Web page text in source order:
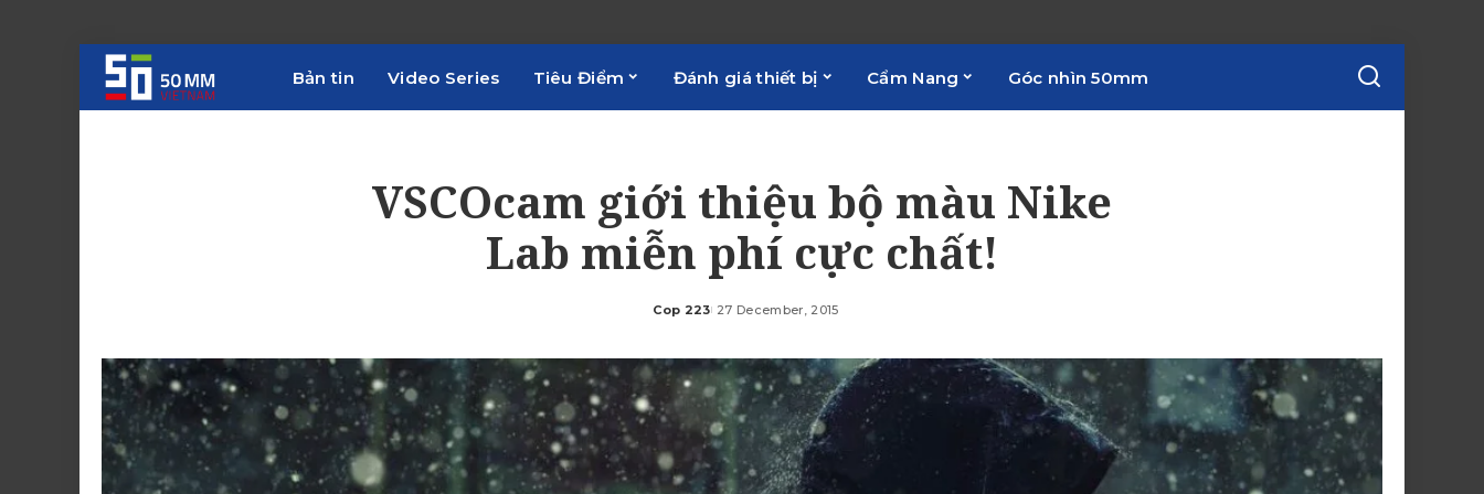
Bản tin Video Series Tiêu Điểm Đánh giá thiết bị Cẩm Nang Góc nhìn 50mm
VSCOcam giới thiệu bộ màu Nike
Lab miễn phí cực chất!
Posted
Cop 223 27 December, 2015